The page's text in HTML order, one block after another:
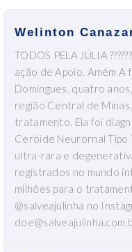
Welinton
TODOS PELA JÚLIA
ação de Apoio, Amém A
Domingues, quatro
região Central de
tratamento. Ela foi
Ceróide Neurornal Tipo
ultra-rara e
registrados no mundo
milhões para o
@salveajulinha no